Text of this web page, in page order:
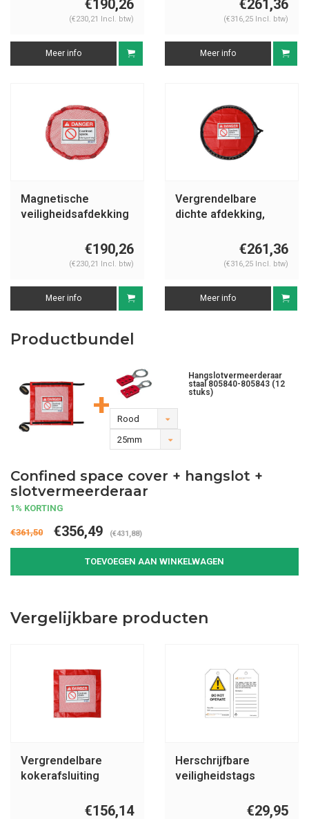
€190,26
(€230,21 Incl. btw)
Meer info
€261,36
(€316,25 Incl. btw)
Meer info
Magnetische
veiligheidsafdekking
€190,26
(€230,21 Incl. btw)
Meer info
Vergrendelbare
dichte afdekking,
€261,36
(€316,25 Incl. btw)
Meer info
Productbundel
+
Hangslotvermeerderaar
staal 805840-805843 (12
stuks)
Rood
25mm
Confined space cover + hangslot +
slotvermeerderaar
1% KORTING
€361,50 €356,49 (€431,88)
TOEVOEGEN AAN WINKELWAGEN
Vergelijkbare producten
Vergrendelbare
kokerafsluiting
€156,14
Herschrijfbare
veiligheidstags
€29,95